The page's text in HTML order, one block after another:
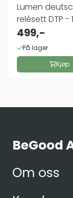
Lumen
relésett DTP -
499,-
På lager
Kjøp
BeGood
BeGood AS er ikke
Om oss